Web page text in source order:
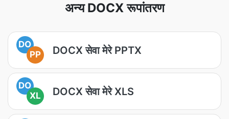
अन्य DOCX रूपांतरण
DO
PP
DOCX सेवा मेरे PPTX
DO
XL
DOCX सेवा मेरे XLS